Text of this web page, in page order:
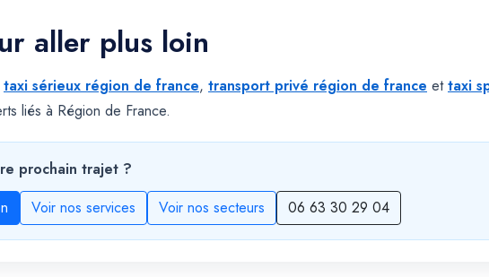
aller plus loin
taxi sérieux région de france, transport privé région de france ettaxi
liés à Région de France.
prochain trajet ?
Voir nos services Voir nos secteurs 06 63 30 29 04